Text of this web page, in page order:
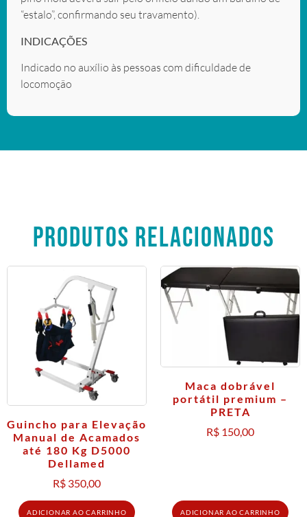
“estalo”, confirmando seu travamento).
INDICAÇÕES
Indicado no auxílio às pessoas com dificuldade de
locomoção
PRODUTOS RELACIONADOS
Guincho para Elevação
Manual de Acamados
até 180 Kg D5000
Dellamed
R$ 350,00
ADICIONAR AO CARRINHO
Maca dobrável
portátil premium –
PRETA
R$ 150,00
ADICIONAR AO CARRINHO